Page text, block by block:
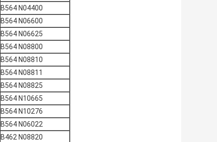
B564 N04400
B564 N06600
B564 N06625
B564 N08800
B564 N08810
B564 N08811
B564 N08825
B564 N10665
B564 N10276
B564 N06022
B462 N08820